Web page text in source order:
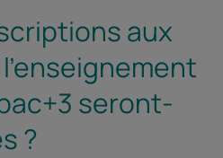
aux
seront-
?